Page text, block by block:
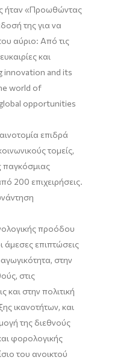
ήταν «Προωθώντας
της για να
αύριο: Από τις
και
innovation and its
world of
opportunities
επιδρά
τομείς,
παγκόσμιας
200 επιχειρήσεις.
προόδου
άμεσες επιπτώσεις
στην
στις
και στην πολιτική
ικανοτήτων, και
της διεθνούς
φορολογικής
του ανοικτού